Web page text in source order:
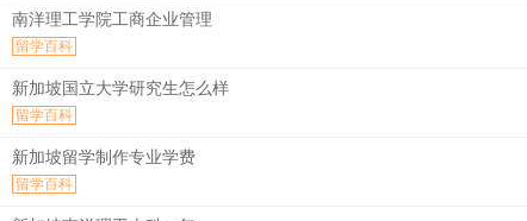
南洋理工学院工商企业管理
留学百科
新加坡国立大学研究生怎么样
留学百科
新加坡留学制作专业学费
留学百科